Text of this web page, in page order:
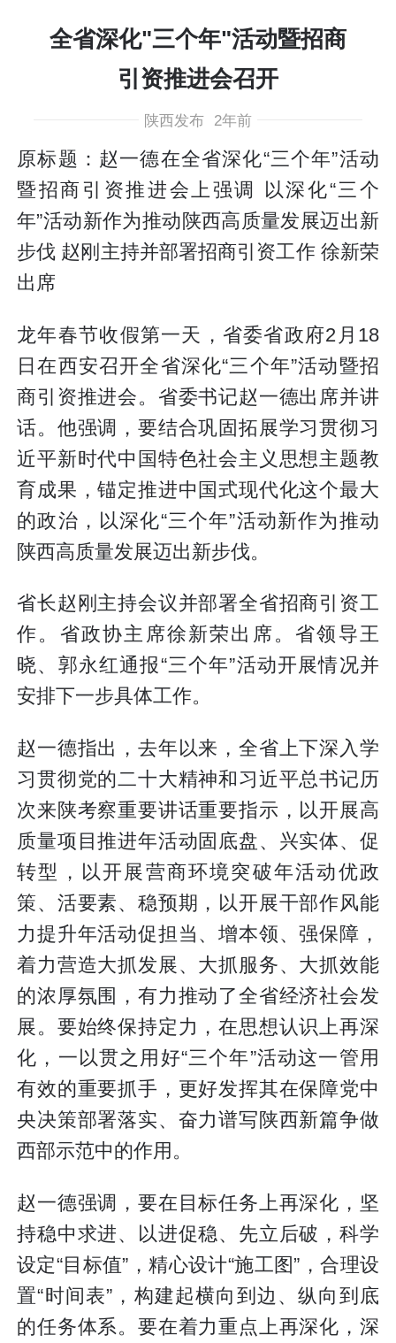
全省深化"三个年"活动暨招商
引资推进会召开
陕西发布 2年前
原标题：赵一德在全省深化“三个年”活动
暨招商引资推进会上强调 以深化“三个
年”活动新作为推动陕西高质量发展迈出新
步伐 赵刚主持并部署招商引资工作 徐新荣
出席
龙年春节收假第一天，省委省政府2月18
日在西安召开全省深化“三个年”活动暨招
商引资推进会。省委书记赵一德出席并讲
话。他强调，要结合巩固拓展学习贯彻习
近平新时代中国特色社会主义思想主题教
育成果，锚定推进中国式现代化这个最大
的政治，以深化“三个年”活动新作为推动
陕西高质量发展迈出新步伐。
省长赵刚主持会议并部署全省招商引资工
作。省政协主席徐新荣出席。省领导王
晓、郭永红通报“三个年”活动开展情况并
安排下一步具体工作。
赵一德指出，去年以来，全省上下深入学
习贯彻党的二十大精神和习近平总书记历
次来陕考察重要讲话重要指示，以开展高
质量项目推进年活动固底盘、兴实体、促
转型，以开展营商环境突破年活动优政
策、活要素、稳预期，以开展干部作风能
力提升年活动促担当、增本领、强保障，
着力营造大抓发展、大抓服务、大抓效能
的浓厚氛围，有力推动了全省经济社会发
展。要始终保持定力，在思想认识上再深
化，一以贯之用好“三个年”活动这一管用
有效的重要抓手，更好发挥其在保障党中
央决策部署落实、奋力谱写陕西新篇争做
西部示范中的作用。
赵一德强调，要在目标任务上再深化，坚
持稳中求进、以进促稳、先立后破，科学
设定“目标值”，精心设计“施工图”，合理设
置“时间表”，构建起横向到边、纵向到底
的任务体系。要在着力重点上再深化，深